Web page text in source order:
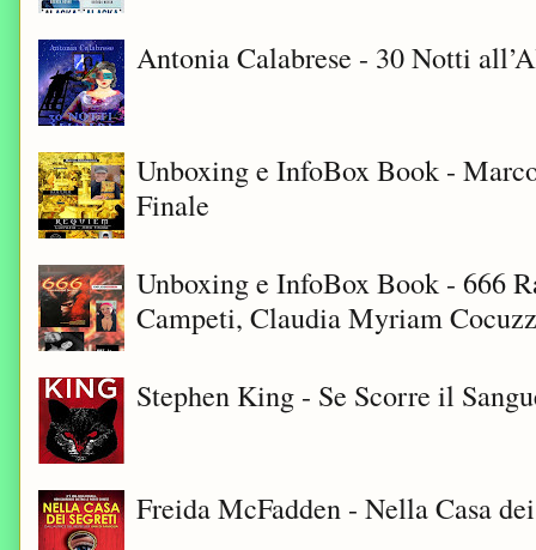
Antonia Calabrese - 30 Notti
Unboxing e InfoBox Book -
Finale
Unboxing e InfoBox Book - 666
Campeti, Claudia Myriam
Stephen King - Se Scorre il
Freida McFadden - Nella Casa